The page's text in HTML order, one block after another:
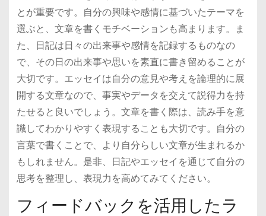
とが重要です。自分の興味や感情に基づいたテーマを
選ぶと、文章を書くモチベーションも高まります。ま
た、日記は日々の出来事や感情を記録するものなの
で、その日の出来事や思いを素直に書き留めることが
大切です。エッセイは自分の意見や考えを論理的に展
開する文章なので、事実やデータを交えて説得力を持
たせると良いでしょう。文章を書く際は、読み手を意
識してわかりやすく表現することも大切です。自分の
言葉で書くことで、より自分らしい文章が生まれるか
もしれません。是非、日記やエッセイを通じて自分の
思考を整理し、表現力を高めてみてください。
フィードバックを活用したラ